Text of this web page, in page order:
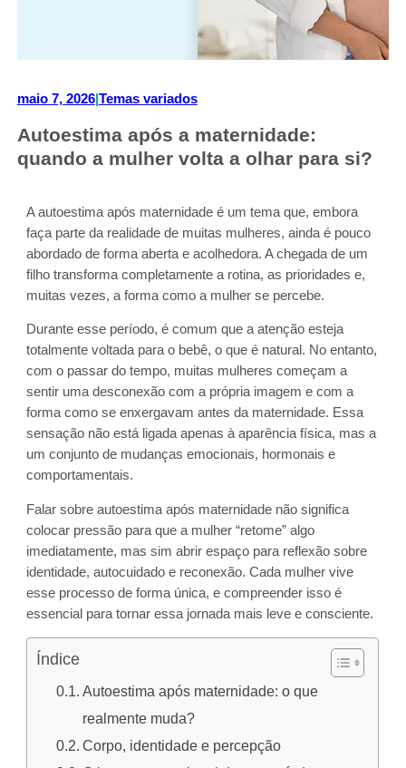
maio 7, 2026| Temas variados
Autoestima após a maternidade:
quando a mulher volta a olhar para si?
A autoestima após maternidade é um tema que, embora
faça parte da realidade de muitas mulheres, ainda é pouco
abordado de forma aberta e acolhedora. A chegada de um
filho transforma completamente a rotina, as prioridades e,
muitas vezes, a forma como a mulher se percebe.
Durante esse período, é comum que a atenção esteja
totalmente voltada para o bebê, o que é natural. No entanto,
com o passar do tempo, muitas mulheres começam a
sentir uma desconexão com a própria imagem e com a
forma como se enxergavam antes da maternidade. Essa
sensação não está ligada apenas à aparência física, mas a
um conjunto de mudanças emocionais, hormonais e
comportamentais.
Falar sobre autoestima após maternidade não significa
colocar pressão para que a mulher “retome” algo
imediatamente, mas sim abrir espaço para reflexão sobre
identidade, autocuidado e reconexão. Cada mulher vive
esse processo de forma única, e compreender isso é
essencial para tornar essa jornada mais leve e consciente.
Índice
Autoestima após maternidade: o que
realmente muda?
Corpo, identidade e percepção